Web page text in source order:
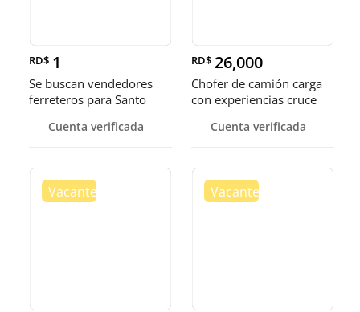
RD$ 1
Se buscan vendedores
ferreteros para Santo
Cuenta verificada
RD$ 26,000
Chofer de camión carga
con experiencias cruce
Cuenta verificada